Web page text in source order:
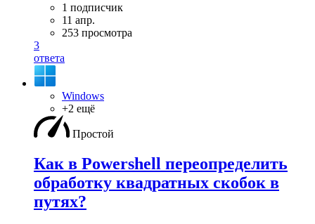
1 подписчик
11 апр.
253 просмотра
3
ответа
Windows
+2 ещё
Простой
Как в Powershell переопределить
обработку квадратных скобок в
путях?